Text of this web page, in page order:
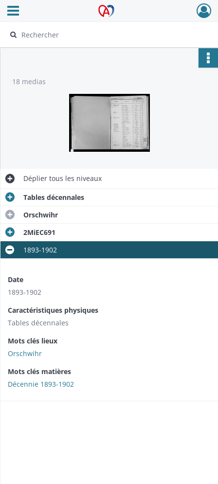
Archives Alsace - Colmar
Ouvrir le menu déroulant
18 medias
Déplier tous les niveaux
Tables décennales
Orschwihr
2MiEC691
1893-1902
Date
1893-1902
Caractéristiques physiques
Tables décennales
Mots clés lieux
Orschwihr
Mots clés matières
Décennie 1893-1902